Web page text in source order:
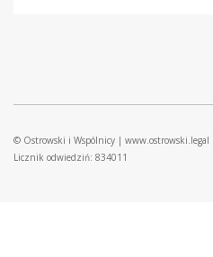
© Ostrowski i Wspólnicy | www.ostrowski.legal
Licznik odwiedziń: 834011